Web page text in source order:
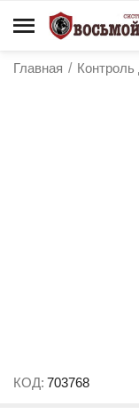
Главная / Контроль
КОД: 703768